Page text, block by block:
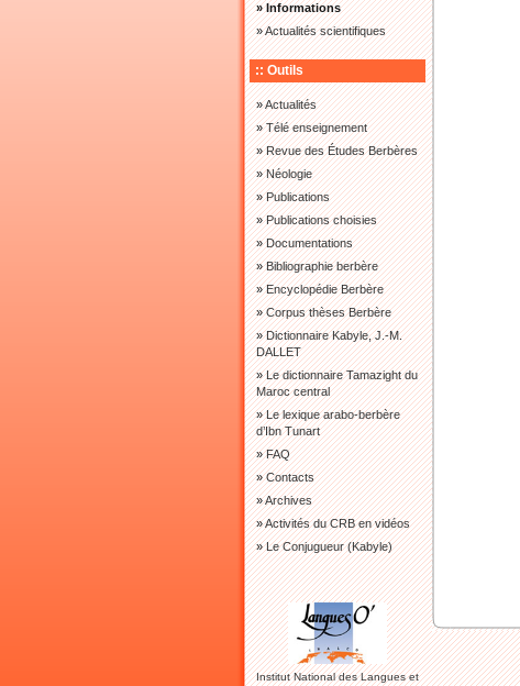
» Informations
»Actualités scientifiques
:: Outils
»Actualités
»Télé enseignement
»Revue des Études Berbères
»Néologie
»Publications
»Publications choisies
»Documentations
»Bibliographie berbère
»Encyclopédie Berbère
»Corpus thèses Berbère
»Dictionnaire Kabyle, J.-M.
DALLET
»Le dictionnaire Tamazight du
Maroc central
»Le lexique arabo-berbère
d’Ibn Tunart
»FAQ
»Contacts
»Archives
»Activités du CRB en vidéos
»Le Conjugueur (Kabyle)
Institut National des Langues et